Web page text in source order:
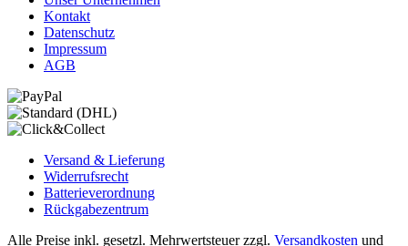
Kontakt
Datenschutz
Impressum
AGB
Versand & Lieferung
Widerrufsrecht
Batterieverordnung
Rückgabezentrum
Alle Preise inkl. gesetzl. Mehrwertsteuer zzgl. Versandkosten und